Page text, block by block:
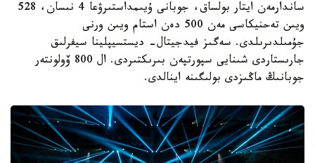
ساندارمەن ايتار بولساق، جوبانى ۇيىمداستىرۋعا 4 نىسان، 528
ويىن تەحنيكاسى مەن 500 دەن استام ويىن ورنى
جۇمىلدىرىلدى. سەگىز فيدجيتال- ديستسيپلينا سيفرلىق
جارىستاردى شىنايى سپورتپەن بىرىكتىردى. ال 800 ۆولونتەر
جوبانىڭ ماڭىزدى بولىگىنە اينالدى.